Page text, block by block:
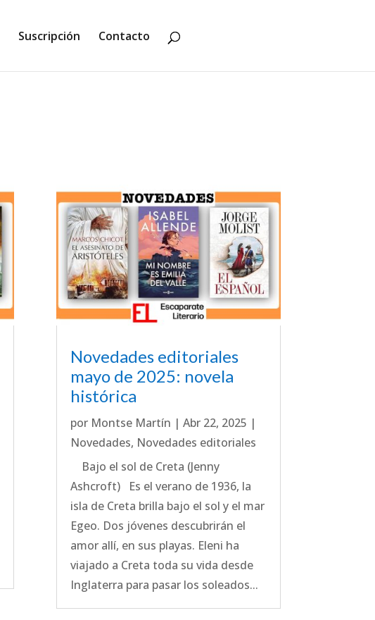
Suscripción Contacto
Novedades editoriales
mayo de 2025: novela
histórica
por Montse Martín | Abr 22, 2025 |
Novedades, Novedades editoriales
Bajo el sol de Creta (Jenny
Ashcroft) Es el verano de 1936, la
isla de Creta brilla bajo el sol y el mar
Egeo. Dos jóvenes descubrirán el
amor allí, en sus playas. Eleni ha
viajado a Creta toda su vida desde
Inglaterra para pasar los soleados...